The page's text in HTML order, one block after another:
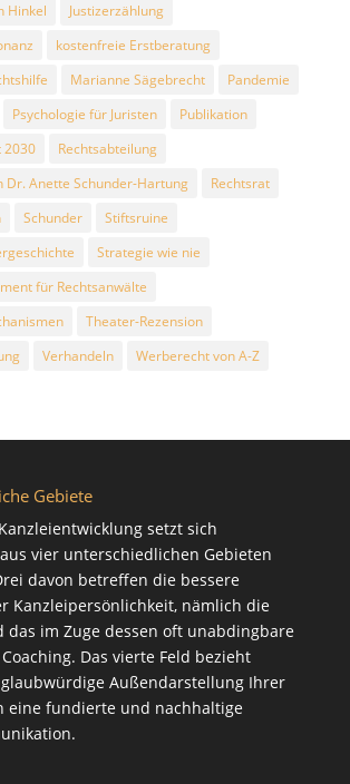
Hinkel
Justizerzählung
kostenfreie Erstberatung
Marianne Sägebrecht
Pandemie
Psychologie für Juristen
Publikation
2030
Rechtsabteilung
Dr. Anette Schunder-Hartung
Rechtsrat
Schunder
Stiftsruine
Strategie wie nie
für Rechtsanwälte
Theater-Rezension
Verhandeln Werberecht von A-Z
Gebiete
setzt sich
vier unterschiedlichen Gebieten
davon betreffen die bessere
Kanzleipersönlichkeit, nämlich die
im Zuge dessen oft unabdingbare
Coaching. Das vierte Feld bezieht
Außendarstellung Ihrer
eine fundierte und nachhaltige
.